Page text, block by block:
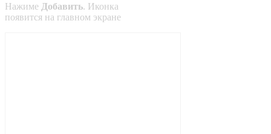
Нажиме Добавить. Иконка
появится на главном экране